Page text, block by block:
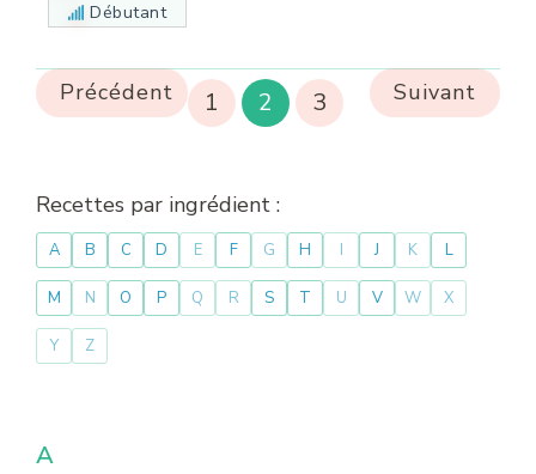
Débutant
Précédent 1 2 3 Suivant
Recettes par ingrédient :
A B C D E F G H I J K L
M N O P Q R S T U V W X
Y Z
A